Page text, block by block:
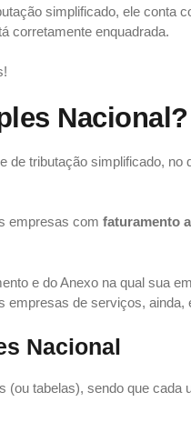
simplificado, ele conta
corretamente enquadrada.
Nacional?
de tributação simplificado,
empresas com faturamento
e do Anexo na qual sua
empresas de serviços,
Nacional
(ou tabelas), sendo que